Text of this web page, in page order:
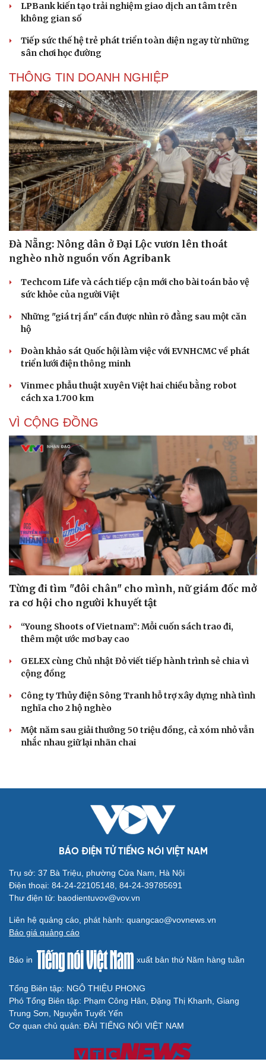
Cải chính
LPBank kiến tạo trải nghiệm giao dịch an tâm trên
không gian số
Tiếp sức thế hệ trẻ phát triển toàn diện ngay từ những
sân chơi học đường
THÔNG TIN DOANH NGHIỆP
Đà Nẵng: Nông dân ở Đại Lộc vươn lên thoát
nghèo nhờ nguồn vốn Agribank
Techcom Life và cách tiếp cận mới cho bài toán bảo vệ
sức khỏe của người Việt
Những "giá trị ẩn" cần được nhìn rõ đằng sau một căn
hộ
Đoàn khảo sát Quốc hội làm việc với EVNHCMC về phát
triển lưới điện thông minh
Vinmec phẫu thuật xuyên Việt hai chiều bằng robot
cách xa 1.700 km
VÌ CỘNG ĐỒNG
Từng đi tìm "đôi chân" cho mình, nữ giám đốc mở
ra cơ hội cho người khuyết tật
“Young Shoots of Vietnam”: Mỗi cuốn sách trao đi,
thêm một ước mơ bay cao
GELEX cùng Chủ nhật Đỏ viết tiếp hành trình sẻ chia vì
cộng đồng
Công ty Thủy điện Sông Tranh hỗ trợ xây dựng nhà tình
nghĩa cho 2 hộ nghèo
Một năm sau giải thưởng 50 triệu đồng, cả xóm nhỏ vẫn
nhắc nhau giữ lại nhãn chai
BÁO ĐIỆN TỬ TIẾNG NÓI VIỆT NAM
Trụ sở: 37 Bà Triệu, phường Cửa Nam, Hà Nội
Điện thoại: 84-24-22105148, 84-24-39785691
Thư điện tử: baodientuvov@vov.vn
Liên hệ quảng cáo, phát hành: quangcao@vovnews.vn
Báo giá quảng cáo
Báo in xuất bản thứ Năm hàng tuần
Tổng Biên tập: NGÔ THIỆU PHONG
Phó Tổng Biên tập: Phạm Công Hân, Đặng Thị Khanh, Giang
Trung Sơn, Nguyễn Tuyết Yến
Cơ quan chủ quản: ĐÀI TIẾNG NÓI VIỆT NAM